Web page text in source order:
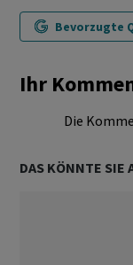
Bevorzugte
Ihr
Die
DAS KÖNNTE SIE